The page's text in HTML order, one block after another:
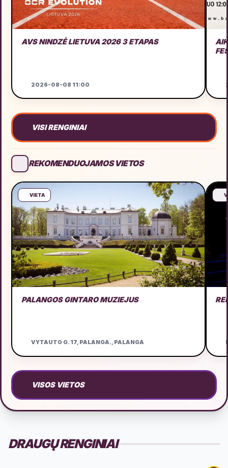
AVS NINDZĖ LIETUVA 2026 3 ETAPAS
2026-08-08 11:00
VISI RENGINIAI
REKOMENDUOJAMOS VIETOS
VIETA
PALANGOS GINTARO MUZIEJUS
VYTAUTO G. 17, PALANGA., PALANGA
VISOS VIETOS
DRAUGŲ RENGINIAI